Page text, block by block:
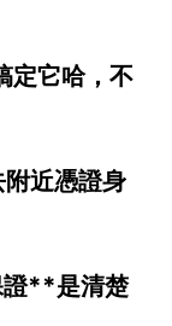
定它哈，不
近憑證身
**是清楚